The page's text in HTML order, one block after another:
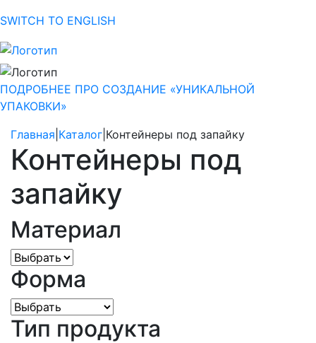
SWITCH TO ENGLISH
ПОДРОБНЕЕ ПРО СОЗДАНИЕ «УНИКАЛЬНОЙ
УПАКОВКИ»
Главная Каталог Контейнеры под запайку
Контейнеры под
запайку
Материал
Форма
Тип продукта